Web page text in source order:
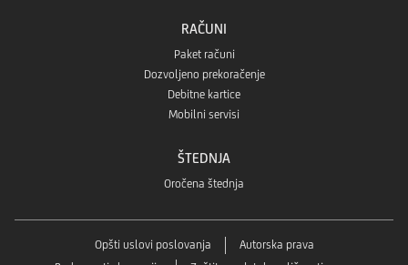
RAČUNI
Paket računi
Dozvoljeno prekoračenje
Debitne kartice
Mobilni servisi
ŠTEDNJA
Oročena štednja
Opšti uslovi poslovanja
Autorska prava